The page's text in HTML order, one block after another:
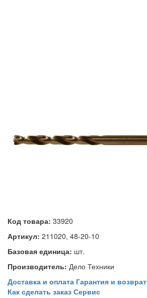
Код товара: 33920
Артикул: 211020, 48-20-10
Базовая единица: шт.
Производитель: Дело Техники
Доставка и оплата Гарантия и возврат
Как сделать заказ Сервис